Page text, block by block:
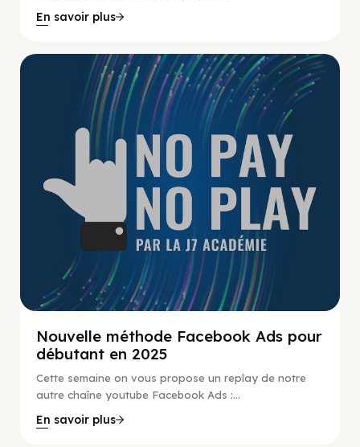
En savoir plus
No Pay No Play
Nouvelle méthode Facebook Ads pour
débutant en 2025
Cette semaine on vous propose un replay de notre
autre chaîne youtube Facebook Ads :...
En savoir plus